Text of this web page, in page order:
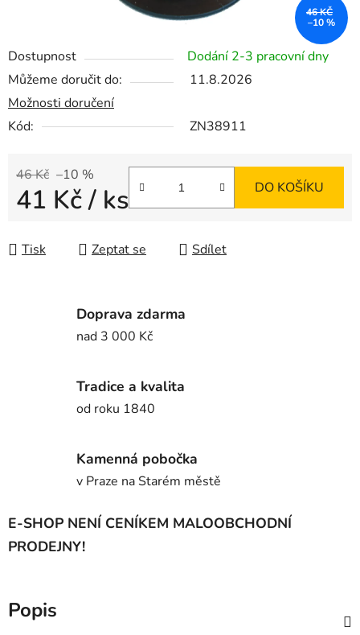
Dostupnost
Dodání 2-3 pracovní dny
Můžeme doručit do:
11.8.2026
Možnosti doručení
Kód:
ZN38911
46 Kč –10 %
41 Kč/ ks DO KOŠÍKU
Tisk Zeptat se Sdílet
46 KČ
–10 %
Doprava zdarma
nad 3 000 Kč
Tradice a kvalita
od roku 1840
Kamenná pobočka
v Praze na Starém městě
E-SHOP NENÍ CENÍKEM MALOOBCHODNÍ
PRODEJNY!
Popis